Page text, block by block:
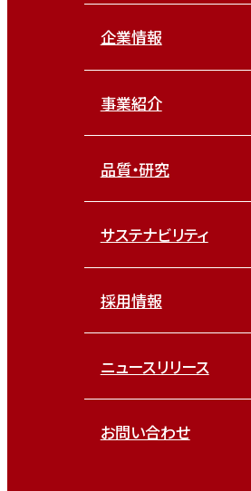
企業情報
事業紹介
品質・研究
サステナビリティ
採用情報
ニュースリリース
お問い合わせ